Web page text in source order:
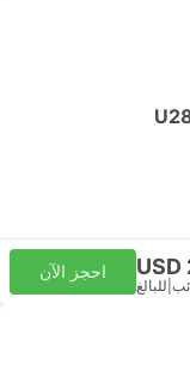
USD
للبالغ
احجز الآن